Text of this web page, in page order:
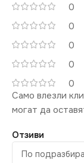
0
0
0
0
0
Отзиви
Само влезли
могат да